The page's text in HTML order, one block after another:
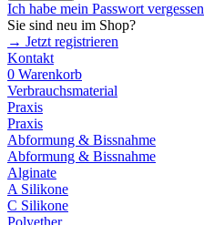
Ich habe mein Passwort vergessen
Sie sind neu im Shop?
→ Jetzt registrieren
Kontakt
0 Warenkorb
Verbrauchsmaterial
Praxis
Praxis
Abformung & Bissnahme
Abformung & Bissnahme
Alginate
A Silikone
C Silikone
Polyether